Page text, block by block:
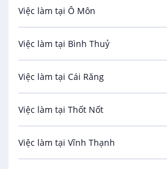
An toàn lao động
Bảo hiểm
Biên phiên dịch
Bưu chính viễn thông
Cơ khí
Việc làm tại Ô Môn
Việc làm tại Bình Thuỷ
Việc làm tại Cái Răng
Việc làm tại Thốt Nốt
Việc làm tại Vĩnh Thạnh